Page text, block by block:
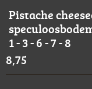
Pistache
1 - 3 - 6 - 7 - 8
8,75